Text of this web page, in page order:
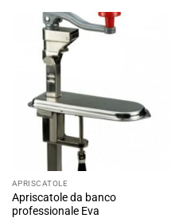
APRISCATOLE
Apriscatole da banco
professionale Eva